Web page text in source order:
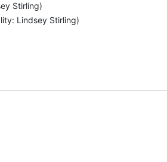
Stirling)
Lindsey Stirling)